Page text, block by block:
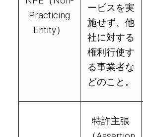
Practicing
Entity）
ービスを実
施せず、他
社に対する
権利行使す
る事業者な
どのこと。
特許主張